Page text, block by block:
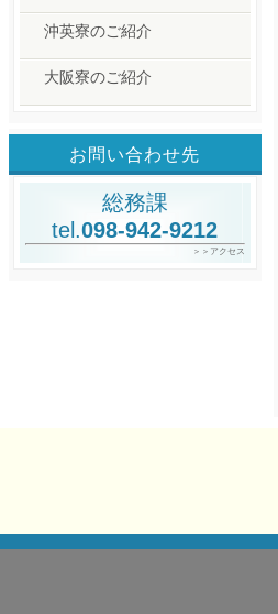
沖英寮のご紹介
大阪寮のご紹介
お問い合わせ先
総務課
tel.098-942-9212
＞＞アクセス